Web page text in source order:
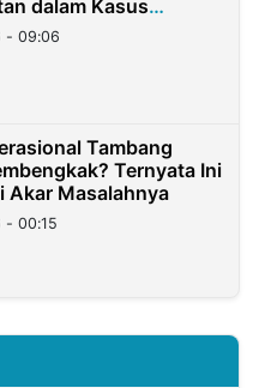
dalam Kasus
Dana Nasabah Rp2,58
- 09:06
Tambang
Ternyata Ini
Akar Masalahnya
- 00:15